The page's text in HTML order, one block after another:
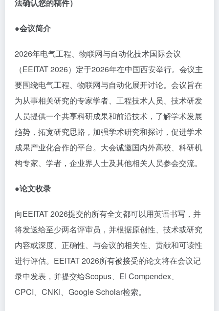
法确认您的稿件）
●会议简介
2026年电气工程、物联网与自动化技术国际会议
（EEITAT 2026）定于2026年在中国西安举行。会议主
要围绕电气工程、物联网与自动化展开讨论。会议旨在
为从事相关研究的专家学者、工程技术人员、技术研发
人员提供一个共享科研成果和前沿技术，了解学术发展
趋势，拓宽研究思路，加强学术研究和探讨，促进学术
成果产业化合作的平台。大会诚邀国内外高校、科研机
构专家、学者，企业界人士及其他相关人员参会交流。
●论文收录
向EEITAT 2026提交的所有全文都可以用英语书写，并
将发送给至少两名评审员，并根据原创性、技术或研究
内容或深度、正确性、与会议的相关性、贡献和可读性
进行评估。 EEITAT 2026所有被接受的论文将在会议记
录中发表，并提交给Scopus、 EI Compendex、
CPCI、 CNKI、 Google Scholar检索。